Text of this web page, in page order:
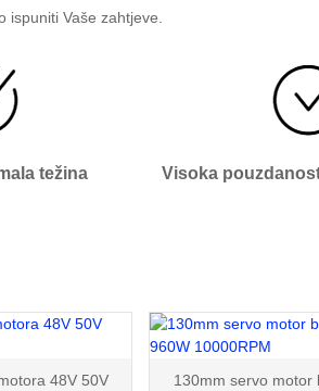
ispuniti Vaše zahtjeve.
težina Visoka
48V 50V
130mm servo motor